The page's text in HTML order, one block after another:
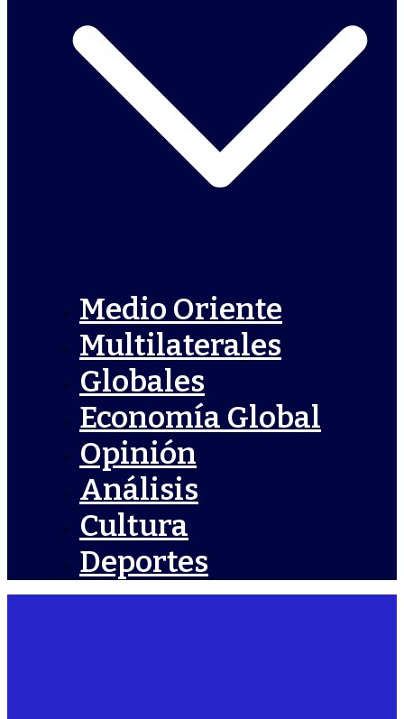
Medio Oriente
Multilaterales
Globales
Economía Global
Opinión
Análisis
Cultura
Deportes